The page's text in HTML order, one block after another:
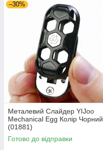
–30%
Металевий Слайдер YIJoo
Mechanical Egg Колір Чорний
(01881)
Готово до відправки